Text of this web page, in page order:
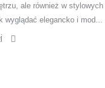
ale również w stylowych
elegancko i mod...